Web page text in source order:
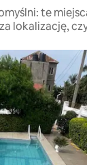
te
lokalizację,